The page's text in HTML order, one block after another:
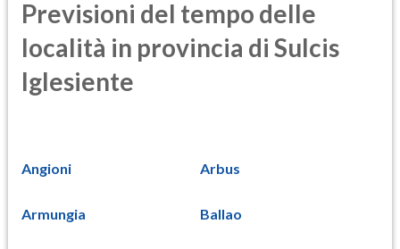
Previsioni del tempo delle
località in provincia di Sulcis
Iglesiente
Angioni Arbus
Armungia Ballao